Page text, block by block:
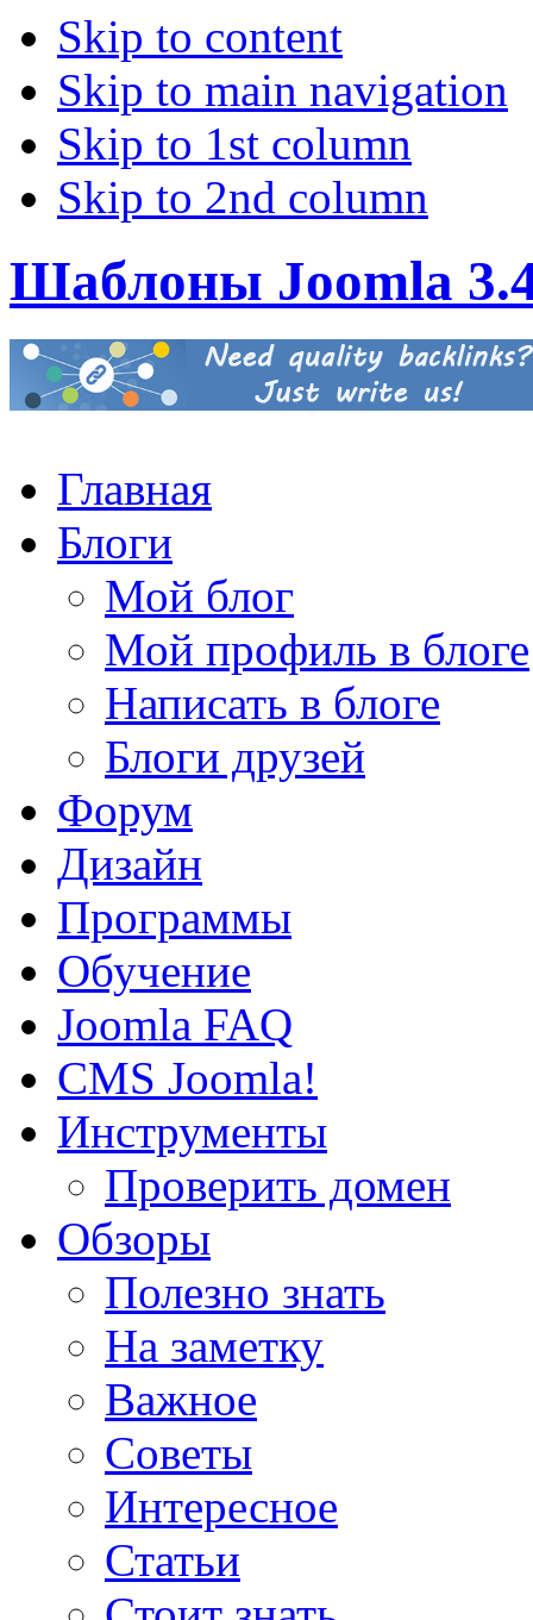
Skip to content
Skip to main navigation
Skip to 1st column
Skip to 2nd column
Шаблоны Joomla
Главная
Блоги
Мой блог
Мой профиль в блоге
Написать в блоге
Блоги друзей
Форум
Дизайн
Программы
Обучение
Joomla FAQ
CMS Joomla!
Инструменты
Проверить домен
Обзоры
Полезно знать
На заметку
Важное
Советы
Интересное
Статьи